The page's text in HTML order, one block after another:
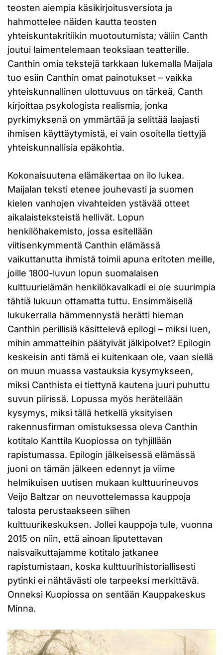
teosten aiempia käsikirjoitusversiota ja
hahmottelee näiden kautta teosten
yhteiskuntakritiikin muotoutumista; väliin Canth
joutui laimentelemaan teoksiaan teatterille.
Canthin omia tekstejä tarkkaan lukemalla Maijala
tuo esiin Canthin omat painotukset – vaikka
yhteiskunnallinen ulottuvuus on tärkeä, Canth
kirjoittaa psykologista realismia, jonka
pyrkimyksenä on ymmärtää ja selittää laajasti
ihmisen käyttäytymistä, ei vain osoitella tiettyjä
yhteiskunnallisia epäkohtia.
Kokonaisuutena elämäkertaa on ilo lukea.
Maijalan teksti etenee jouhevasti ja suomen
kielen vanhojen vivahteiden ystävää otteet
aikalaisteksteistä hellivät. Lopun
henkilöhakemisto, jossa esitellään
viitisenkymmentä Canthin elämässä
vaikuttanutta ihmistä toimii apuna eritoten meille,
joille 1800-luvun lopun suomalaisen
kulttuurielämän henkilökavalkadi ei ole suurimpia
tähtiä lukuun ottamatta tuttu. Ensimmäisellä
lukukerralla hämmennystä herätti hieman
Canthin perillisiä käsittelevä epilogi – miksi luen,
mihin ammatteihin päätyivät jälkipolvet? Epilogin
keskeisin anti tämä ei kuitenkaan ole, vaan siellä
on muun muassa vastauksia kysymykseen,
miksi Canthista ei tiettynä kautena juuri puhuttu
suvun piirissä. Lopussa myös herätellään
kysymys, miksi tällä hetkellä yksityisen
rakennusfirman omistuksessa oleva Canthin
kotitalo Kanttila Kuopiossa on tyhjillään
rapistumassa. Epilogin jälkeisessä elämässä
juoni on tämän jälkeen edennyt ja viime
helmikuisen uutisen mukaan kulttuurineuvos
Veijo Baltzar on neuvottelemassa kauppoja
talosta perustaakseen siihen
kulttuurikeskuksen. Jollei kauppoja tule, vuonna
2015 on niin, että ainoan liputettavan
naisvaikuttajamme kotitalo jatkanee
rapistumistaan, koska kulttuurihistoriallisesti
pytinki ei nähtävästi ole tarpeeksi merkittävä.
Onneksi Kuopiossa on sentään Kauppakeskus
Minna.